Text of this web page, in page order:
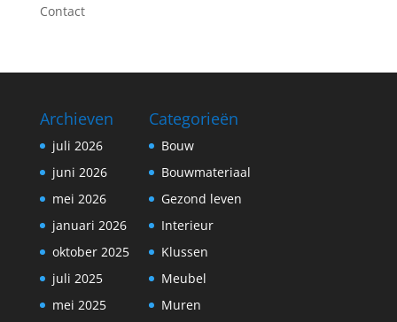
Contact
Archieven
juli 2026
juni 2026
mei 2026
januari 2026
oktober 2025
juli 2025
mei 2025
Categorieën
Bouw
Bouwmateriaal
Gezond leven
Interieur
Klussen
Meubel
Muren